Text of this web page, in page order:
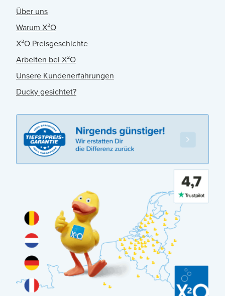
Über uns
Warum X²O
X²O Preisgeschichte
Arbeiten bei X²O
Unsere Kundenerfahrungen
Ducky gesichtet?